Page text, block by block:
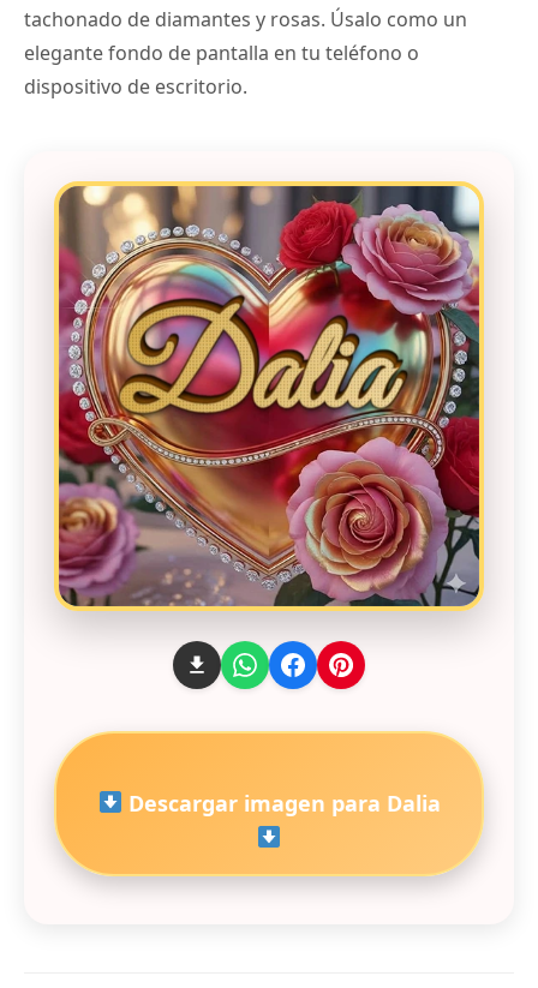
tachonado de diamantes y rosas. Úsalo como un
elegante fondo de pantalla en tu teléfono o
dispositivo de escritorio.
Descargar imagen para Dalia